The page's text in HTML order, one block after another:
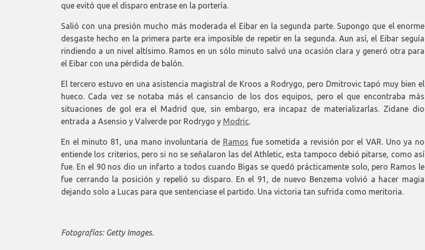
que evitó que el disparo entrase en la portería.
Salió con una presión mucho más moderada el Eibar en la segunda parte. Supongo que el enorme
desgaste hecho en la primera parte era imposible de repetir en la segunda. Aun así, el Eibar seguía
rindiendo a un nivel altísimo. Ramos en un sólo minuto salvó una ocasión clara y generó otra para
el Eibar con una pérdida de balón.
El tercero estuvo en una asistencia magistral de Kroos a Rodrygo, pero Dmitrovic tapó muy bien el
hueco. Cada vez se notaba más el cansancio de los dos equipos, pero el que encontraba más
situaciones de gol era el Madrid que, sin embargo, era incapaz de materializarlas. Zidane dio
entrada a Asensio y Valverde por Rodrygo y Modric.
En el minuto 81, una mano involuntaria de Ramos fue sometida a revisión por el VAR. Uno ya no
entiende los criterios, pero si no se señalaron las del Athletic, esta tampoco debió pitarse, como así
fue. En el 90 nos dio un infarto a todos cuando Bigas se quedó prácticamente solo, pero Ramos le
fue cerrando la posición y repelió su disparo. En el 91, de nuevo Benzema volvió a hacer magia
dejando solo a Lucas para que sentenciase el partido. Una victoria tan sufrida como meritoria.
Fotografías: Getty Images.